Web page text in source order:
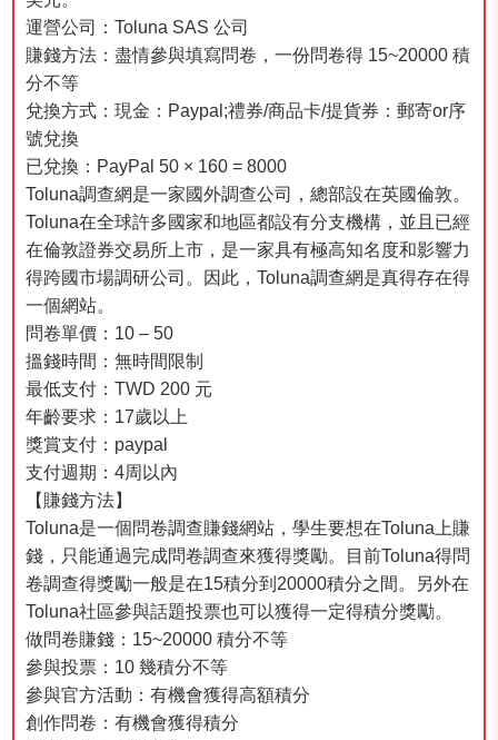
運營公司：Toluna SAS 公司
賺錢方法：盡情參與填寫問卷，一份問卷得 15~20000 積
分不等
兌換方式：現金：Paypal;禮券/商品卡/提貨券：郵寄or序
號兌換
已兌換：PayPal 50 × 160 = 8000
Toluna調查網是一家國外調查公司，總部設在英國倫敦。
Toluna在全球許多國家和地區都設有分支機構，並且已經
在倫敦證券交易所上市，是一家具有極高知名度和影響力
得跨國市場調研公司。因此，Toluna調查網是真得存在得
一個網站。
問卷單價：10 – 50
搵錢時間：無時間限制
最低支付：TWD 200 元
年齡要求：17歲以上
獎賞支付：paypal
支付週期：4周以內
【賺錢方法】
Toluna是一個問卷調查賺錢網站，學生要想在Toluna上賺
錢，只能通過完成問卷調查來獲得獎勵。目前Toluna得問
卷調查得獎勵一般是在15積分到20000積分之間。另外在
Toluna社區參與話題投票也可以獲得一定得積分獎勵。
做問卷賺錢：15~20000 積分不等
參與投票：10 幾積分不等
參與官方活動：有機會獲得高額積分
創作問卷：有機會獲得積分